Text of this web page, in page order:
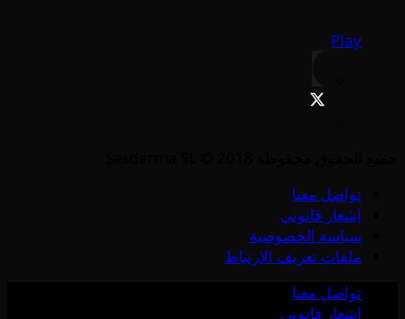
Play
تواصل معنا
إشعار قانوني
سياسة الخصوصية
ملفات تعريف الارتباط
تواصل معنا
إشعار قانوني